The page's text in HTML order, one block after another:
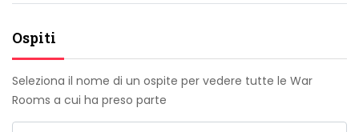
Ospiti
Seleziona il nome di un ospite per vedere tutte le War
Rooms a cui ha preso parte